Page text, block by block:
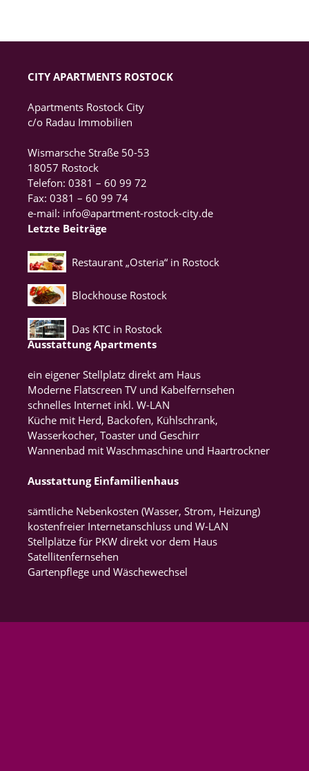
CITY APARTMENTS ROSTOCK
Apartments Rostock City
c/o Radau Immobilien
Wismarsche Straße 50-53
18057 Rostock
Telefon: 0381 – 60 99 72
Fax: 0381 – 60 99 74
e-mail: info@apartment-rostock-city.de
Letzte Beiträge
Restaurant „Osteria“ in Rostock
Blockhouse Rostock
Das KTC in Rostock
Ausstattung Apartments
ein eigener Stellplatz direkt am Haus
Moderne Flatscreen TV und Kabelfernsehen
schnelles Internet inkl. W-LAN
Küche mit Herd, Backofen, Kühlschrank,
Wasserkocher, Toaster und Geschirr
Wannenbad mit Waschmaschine und Haartrockner
Ausstattung Einfamilienhaus
sämtliche Nebenkosten (Wasser, Strom, Heizung)
kostenfreier Internetanschluss und W-LAN
Stellplätze für PKW direkt vor dem Haus
Satellitenfernsehen
Gartenpflege und Wäschewechsel